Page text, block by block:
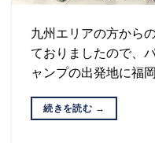
九州エリアの方から
ておりましたので、
ャンプの出発地に福
続きを読む →